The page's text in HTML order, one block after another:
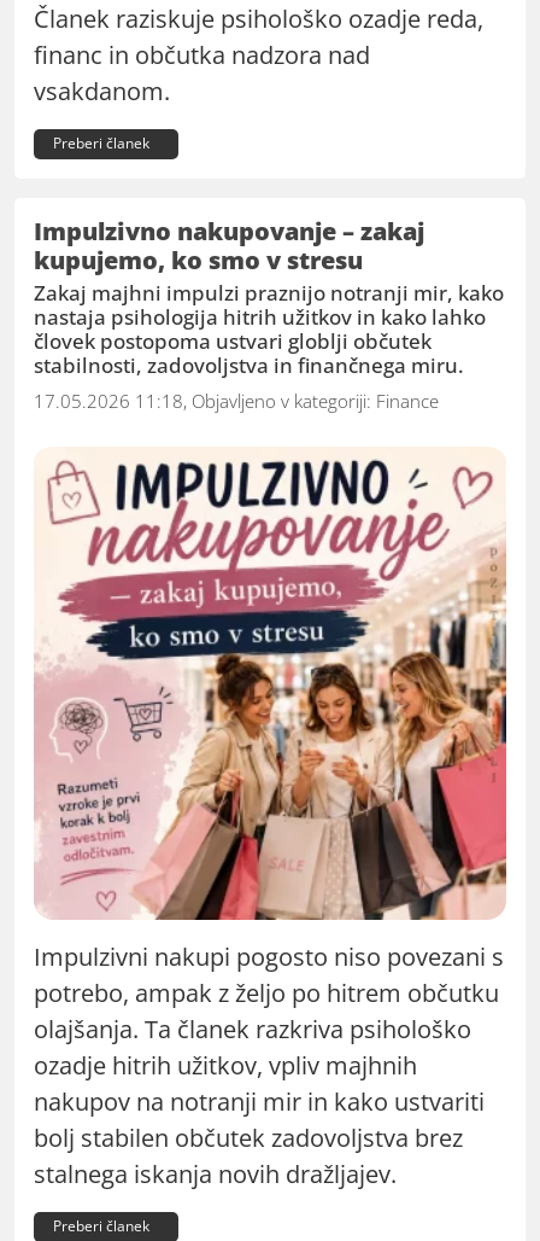
Članek raziskuje psihološko ozadje reda,
financ in občutka nadzora nad
vsakdanom.
Preberi članek
Impulzivno nakupovanje – zakaj
kupujemo, ko smo v stresu
Zakaj majhni impulzi praznijo notranji mir, kako
nastaja psihologija hitrih užitkov in kako lahko
človek postopoma ustvari globlji občutek
stabilnosti, zadovoljstva in finančnega miru.
17.05.2026 11:18, Objavljeno v kategoriji: Finance
Impulzivni nakupi pogosto niso povezani s
potrebo, ampak z željo po hitrem občutku
olajšanja. Ta članek razkriva psihološko
ozadje hitrih užitkov, vpliv majhnih
nakupov na notranji mir in kako ustvariti
bolj stabilen občutek zadovoljstva brez
stalnega iskanja novih dražljajev.
Preberi članek